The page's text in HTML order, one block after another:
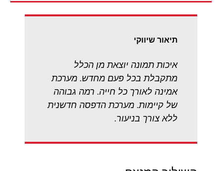
תיאור שיווקי
איכות תמונה יוצאת מן הכלל
מתקבלת בכל פעם מחדש. מערכת
אמינה לאורך כל חייה. רמה גבוהה
של קיימות. מערכת הדפסה חדשנית
ללא צורך בניעור.